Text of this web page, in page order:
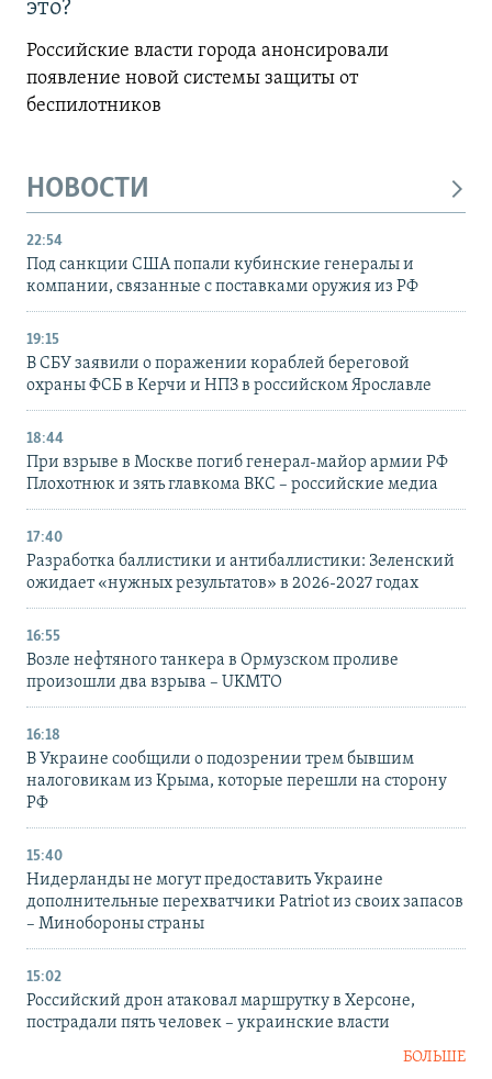
это?
Российские власти города анонсировали
появление новой системы защиты от
беспилотников
НОВОСТИ
22:54
Под санкции США попали кубинские генералы и
компании, связанные с поставками оружия из РФ
19:15
В СБУ заявили о поражении кораблей береговой
охраны ФСБ в Керчи и НПЗ в российском Ярославле
18:44
При взрыве в Москве погиб генерал-майор армии РФ
Плохотнюк и зять главкома ВКС – российские медиа
17:40
Разработка баллистики и антибаллистики: Зеленский
ожидает «нужных результатов» в 2026-2027 годах
16:55
Возле нефтяного танкера в Ормузском проливе
произошли два взрыва – UKMTO
16:18
В Украине сообщили о подозрении трем бывшим
налоговикам из Крыма, которые перешли на сторону
РФ
15:40
Нидерланды не могут предоставить Украине
дополнительные перехватчики Patriot из своих запасов
– Минобороны страны
15:02
Российский дрон атаковал маршрутку в Херсоне,
пострадали пять человек – украинские власти
БОЛЬШЕ